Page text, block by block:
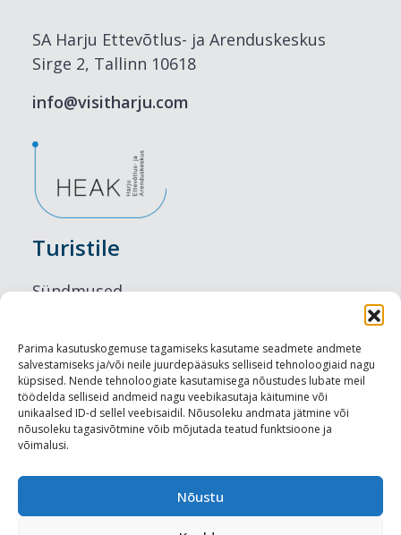
Parima kasutuskogemuse tagamiseks kasutame seadmete andmete
salvestamiseks ja/või neile juurdepääsuks selliseid tehnoloogiaid nagu
küpsised. Nende tehnoloogiate kasutamisega nõustudes lubate meil
töödelda selliseid andmeid nagu veebikasutaja käitumine või
unikaalsed ID-d sellel veebisaidil. Nõusoleku andmata jätmine või
nõusoleku tagasivõtmine võib mõjutada teatud funktsioone ja
võimalusi.
Nõustu
SA Harju Ettevõtlus- ja Arenduskeskus
Sirge 2, Tallinn 10618
info@visitharju.com
Turistile
Sündmused
Maitseelamused
Vaatamisväärsused
Visit Tallinn
Turismiprofessionaalile